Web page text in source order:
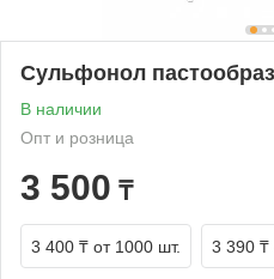
Сульфонол
В наличии
Опт и розница
3 500 ₸
3 400 ₸ от 1000 шт. 3 390 ₸